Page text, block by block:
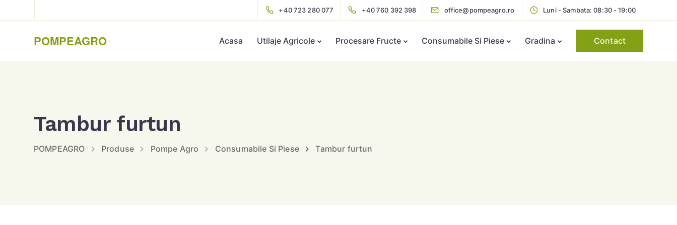
+40 723 280 077 +40 760 392 398 office@pompeagro.ro Luni - Sambata: 08:30 - 19:00
POMPEAGRO Acasa Utilaje Agricole Procesare Fructe Consumabile Si Piese Gradina Contact
Tambur furtun
POMPEAGRO Produse Pompe Agro Consumabile Si Piese Tambur furtun